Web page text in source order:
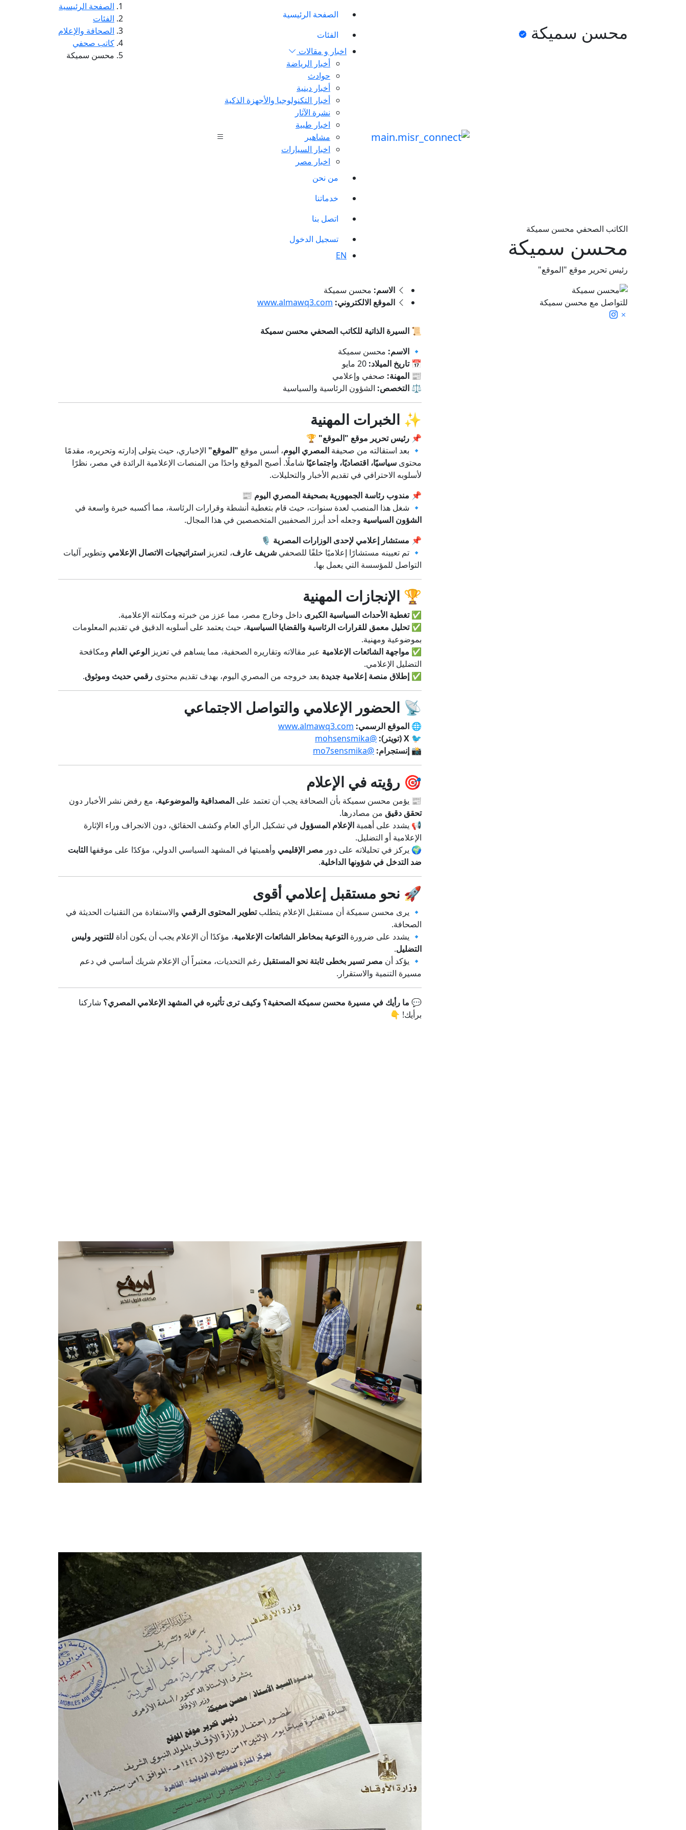
الصفحة الرئيسية
الفئات
اخبار و مقالات
أخبار الرياضة
حوادث
أخبار دينية
أخبار التكنولوجيا والأجهزة الذكية
نشرة الآثار
اخبار طبية
مشاهير
اخبار السيارات
اخبار مصر
من نحن
خدماتنا
اتصل بنا
تسجيل الدخول
EN
محسن سميكة
الصفحة الرئيسية
الفئات
الصحافة والإعلام
كاتب صحفي
محسن سميكة
الكاتب الصحفي محسن سميكة
محسن سميكة
رئيس تحرير موقع "الموقع"
للتواصل مع محسن سميكة
الاسم: محسن سميكة
الموقع الالكتروني: www.almawq3.com
📜 السيرة الذاتية للكاتب الصحفي محسن سميكة
🔹 الاسم: محسن سميكة
📅تاريخ الميلاد:
📰 المهنة: صحفي وإعلامي
⚖️ التخصص: الشؤون الرئاسية والسياسية
✨ الخبرات المهنية
📌 رئيس تحرير موقع "الموقع" 🏆
🔹 بعد استقالته من صحيفة المصري اليوم، أسس موقع "الموقع" الإخباري، حيث يتولى إدارته وتحريره، مقدمًا
محتوى سياسيًا، اقتصاديًا، واجتماعيًا شاملًا. أصبح الموقع واحدًا من المنصات الإعلامية الرائدة في مصر، نظرًا
لأسلوبه الاحترافي في تقديم الأخبار والتحليلات.
📌 مندوب رئاسة الجمهورية بصحيفة المصري اليوم 📰
🔹 شغل هذا المنصب لعدة سنوات، حيث قام بتغطية أنشطة وقرارات الرئاسة، مما أكسبه خبرة واسعة في
الشؤون السياسية وجعله أحد أبرز الصحفيين المتخصصين في هذا المجال.
📌 مستشار إعلامي لإحدى الوزارات المصرية 🎙️
🔹 تم تعيينه مستشارًا إعلاميًا خلفًا للصحفي شريف عارف، لتعزيز استراتيجيات الاتصال الإعلامي وتطوير آليات
التواصل للمؤسسة التي يعمل بها.
🏆 الإنجازات المهنية
✅تغطية الأحداث السياسية الكبرى داخل وخارج مصر، مما عزز من خبرته ومكانته الإعلامية.
✅تحليل معمق للقرارات الرئاسية والقضايا السياسية، حيث يعتمد على أسلوبه الدقيق في تقديم المعلومات
بموضوعية ومهنية.
✅ مواجهة الشائعات الإعلامية عبر مقالاته وتقاريره الصحفية، مما يساهم في تعزيز الوعي العام ومكافحة
التضليل الإعلامي.
✅ إطلاق منصة إعلامية جديدة بعد خروجه من المصري اليوم، بهدف تقديم محتوى رقمي حديث وموثوق.
📡 الحضور الإعلامي والتواصل الاجتماعي
🌐 الموقع الرسمي: www.almawq3.com
🐦 X (تويتر):
@mohsensmika
📸 إنستجرام: @mo7sensmika
🎯 رؤيته في الإعلام
📰 يؤمن محسن سميكة بأن الصحافة يجب أن تعتمد على المصداقية والموضوعية، مع رفض نشر الأخبار دون
تحقق دقيق من مصادرها.
📢 يشدد على أهمية الإعلام المسؤول في تشكيل الرأي العام وكشف الحقائق، دون الانجراف وراء الإثارة
الإعلامية أو التضليل.
🌍 يركز في تحليلاته على دور مصر الإقليمي وأهميتها في المشهد السياسي الدولي، مؤكدًا على موقفها الثابت
ضد التدخل في شؤونها الداخلية.
🚀 نحو مستقبل إعلامي أقوى
🔹 يرى محسن سميكة أن مستقبل الإعلام يتطلبتطوير المحتوى الرقمي والاستفادة من التقنيات الحديثة في
الصحافة.
🔹 يشدد على ضرورة التوعية بمخاطر الشائعات الإعلامية، مؤكدًا أن الإعلام يجب أن يكون أداة للتنوير وليس
التضليل.
🔹 يؤكد أن مصر تسير بخطى ثابتة نحو المستقبل رغم التحديات، معتبراً أن الإعلام شريك أساسي في دعم
مسيرة التنمية والاستقرار.
💬 ما رأيك في مسيرة محسن سميكة الصحفية؟ وكيف ترى تأثيره في المشهد الإعلامي المصري؟ شاركنا
برأيك! 👇